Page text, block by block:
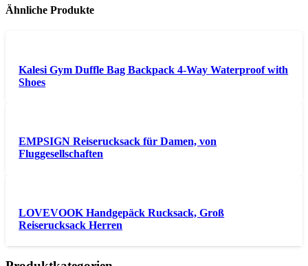
Ähnliche Produkte
Kalesi Gym Duffle Bag Backpack 4-Way Waterproof with
Shoes
EMPSIGN Reiserucksack für Damen, von
Fluggesellschaften
LOVEVOOK Handgepäck Rucksack, Groß
Reiserucksack Herren